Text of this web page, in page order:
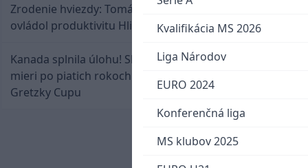
Kvalifikácia MS 2026
Liga Národov
EURO 2024
Konferenčná liga
MS klubov 2025
Zrodenie hviezdy: Tomáš Selič zničil Švajčiarov a
ovládol produktivitu Hlinka Gretzky Cupu
Kanada splnila úlohu! Slovenská osemnástka
mieri po piatich rokoch do semifinále Hlinka
Gretzky Cupu